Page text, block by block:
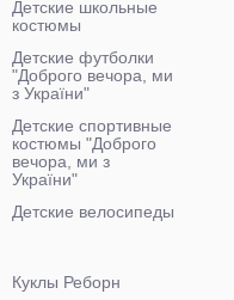
Детские школьные
костюмы
Детские футболки
"Доброго вечора, ми
з України"
Детские спортивные
костюмы "Доброго
вечора, ми з
України"
Детские велосипеды
Куклы Реборн